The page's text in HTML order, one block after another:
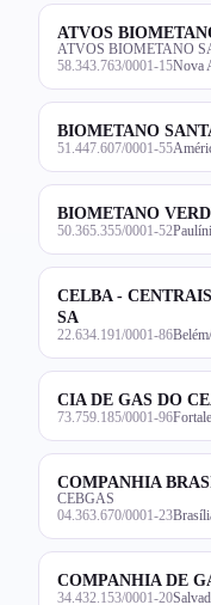
ATVOS
ATVOS BIOMETANO
58.343.763/0001-15Nova
BIOMETANO
51.447.607/0001-55
BIOMETANO
50.365.355/0001-52
CELBA -
SA
22.634.191/0001-86
CIA DE GAS DO
73.759.185/0001-96
COMPANHIA
CEBGAS
04.363.670/0001-23
COMPANHIA DE
34.432.153/0001-20